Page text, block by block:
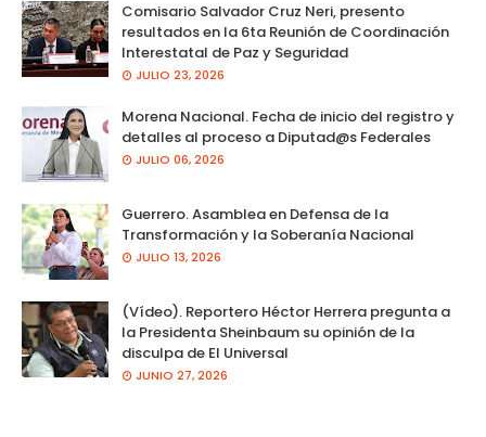
Comisario Salvador Cruz Neri, presento
resultados en la 6ta Reunión de Coordinación
Interestatal de Paz y Seguridad
JULIO 23, 2026
Morena Nacional. Fecha de inicio del registro y
detalles al proceso a Diputad@s Federales
JULIO 06, 2026
Guerrero. Asamblea en Defensa de la
Transformación y la Soberanía Nacional
JULIO 13, 2026
(Vídeo). Reportero Héctor Herrera pregunta a
la Presidenta Sheinbaum su opinión de la
disculpa de El Universal
JUNIO 27, 2026